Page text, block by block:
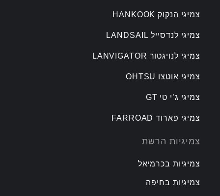
צמיגי הנקוק HANKOOK
צמיגי לנדסייל LANDSAIL
צמיגי לנויגטור LANVIGATOR
צמיגי אוטצו OHTSU
צמיגי ג’י טי GT
צמיגי פארוד FARROAD
צמיגיות הרשת
צמיגיות בכרמיאל
צמיגיות בחיפה